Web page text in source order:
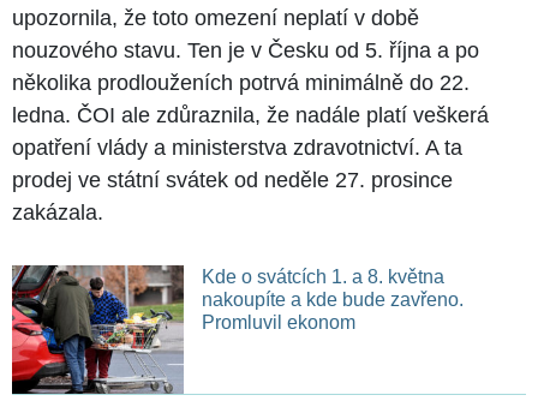
upozornila, že toto omezení neplatí v době
nouzového stavu. Ten je v Česku od 5. října a po
několika prodlouženích potrvá minimálně do 22.
ledna. ČOI ale zdůraznila, že nadále platí veškerá
opatření vlády a ministerstva zdravotnictví. A ta
prodej ve státní svátek od neděle 27. prosince
zakázala.
Kde o svátcích 1. a 8. května
nakoupíte a kde bude zavřeno.
Promluvil ekonom